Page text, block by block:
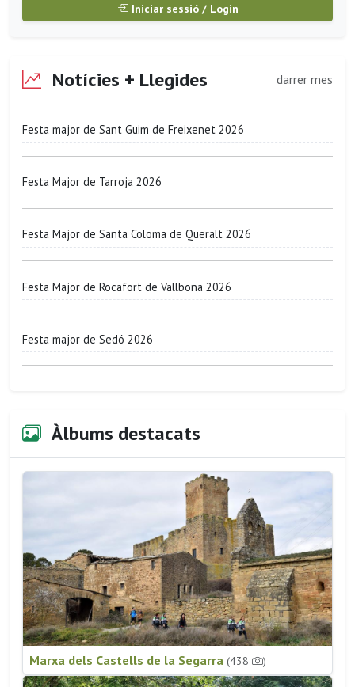
Iniciar sessió / Login
Notícies + Llegides darrer mes
Festa major de Sant Guim de Freixenet 2026
Festa Major de Tarroja 2026
Festa Major de Santa Coloma de Queralt 2026
Festa Major de Rocafort de Vallbona 2026
Festa major de Sedó 2026
Àlbums destacats
Marxa dels Castells de la Segarra (438 )